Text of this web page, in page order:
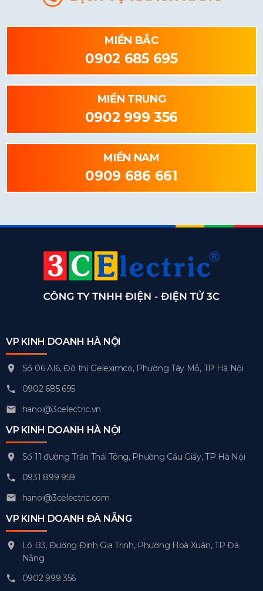
MIỀN BẮC
0902 685 695
MIỀN TRUNG
0902 999 356
MIỀN NAM
0909 686 661
VP KINH DOANH HÀ NỘI
Số 06 A16, Đô thị Geleximco, Phường Tây Mỗ, TP Hà Nội
0902 685 695
hanoi@3celectric.vn
VP KINH DOANH HÀ NỘI
Số 11 đường Trần Thái Tông, Phường Cầu Giấy, TP Hà Nội
0931 899 959
hanoi@3celectric.com
VP KINH DOANH ĐÀ NẴNG
Lô B3, Đường Đinh Gia Trinh, Phường Hoà Xuân, TP Đà
Nẵng
0902 999 356